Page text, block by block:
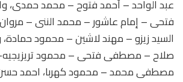
عبد الواحد – أحمد فتوح – محمد
فتحى – إمام عاشور – محمد الننى –
السيد زيزو – مهند لاشين – محمود
صلاح – مصطفى فتحى – محمود
مصطفى محمد – محمود كهربا، احمد